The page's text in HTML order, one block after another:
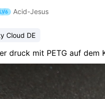
Acid-Jesus
Cloud DE
druck mit PETG auf dem